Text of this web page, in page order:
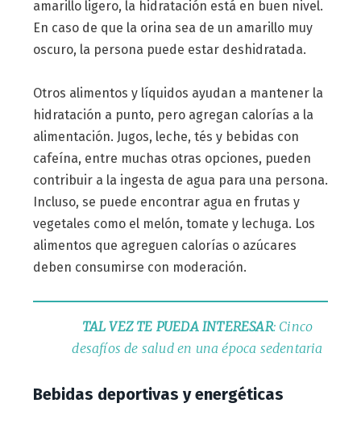
amarillo ligero, la hidratación está en buen nivel.
En caso de que la orina sea de un amarillo muy
oscuro, la persona puede estar deshidratada.
Otros alimentos y líquidos ayudan a mantener la
hidratación a punto, pero agregan calorías a la
alimentación. Jugos, leche, tés y bebidas con
cafeína, entre muchas otras opciones, pueden
contribuir a la ingesta de agua para una persona.
Incluso, se puede encontrar agua en frutas y
vegetales como el melón, tomate y lechuga. Los
alimentos que agreguen calorías o azúcares
deben consumirse con moderación.
TAL VEZ TE PUEDA INTERESAR: Cinco
desafíos de salud en una época sedentaria
Bebidas deportivas y energéticas